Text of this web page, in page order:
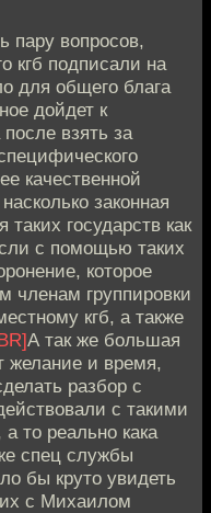
пару вопросов,
кгб подписали на
для общего блага
дойдет к
взять за
качественной
законная
государств как
с помощью таких
которое
членам группировки
кгб, а также
А так же большая
желание и время,
разбор с
с такими
то реально кака
спец службы
бы круто увидеть
с Михаилом